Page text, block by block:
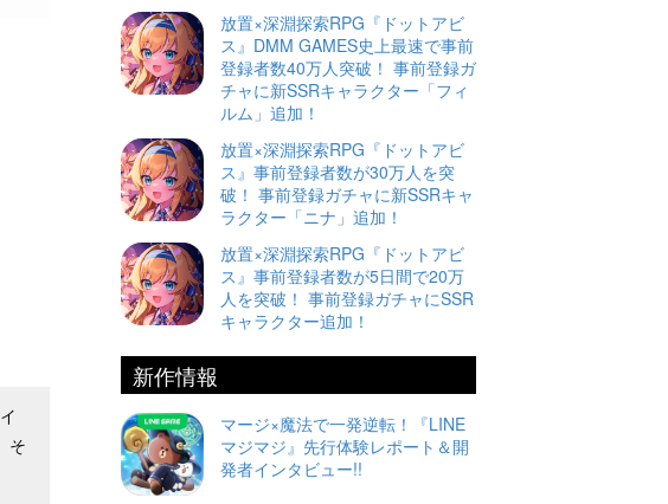
そ
放置×深淵探索RPG『ドットアビ
ス』DMM GAMES史上最速で事前
登録者数40万人突破！ 事前登録ガ
チャに新SSRキャラクター「フィ
ルム」追加！
放置×深淵探索RPG『ドットアビ
ス』事前登録者数が30万人を突
破！ 事前登録ガチャに新SSRキャ
ラクター「ニナ」追加！
放置×深淵探索RPG『ドットアビ
ス』事前登録者数が5日間で20万
人を突破！ 事前登録ガチャにSSR
キャラクター追加！
新作情報
マージ×魔法で一発逆転！『LINE
マジマジ』先行体験レポート＆開
発者インタビュー!!